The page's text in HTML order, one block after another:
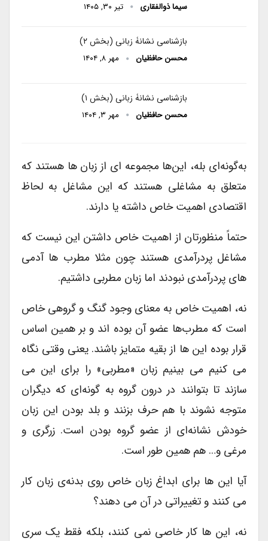
سیما ذوالفقاری تیر ۳۰, ۱۴۰۵
بازشناسی نشانۀ زبانی (بخش ۲)
محسن حافظیان مهر ۸, ۱۴۰۴
بازشناسی نشانۀ زبانی (بخش ۱)
محسن حافظیان مهر ۳, ۱۴۰۴
به‌گونه‌ای بله، این‌ها مجموعه ای از زبان ها هستند که
متعلق به مشاغلی هستند که این مشاغل به لحاظ
اقتصادی اهمیت خاص داشته یا دارند.
حتماً منظورتان از اهمیت خاص داشتن این نیست که
مشاغل پردرآمدی هستند چون مثلا مطرب ها آدمی
های پردرآمدی نبودند اما زبان مطربی داشتیم.
نه، اهمیت خاص به معنای وجود گنگ و گروهی خاص
است که مطرب‌ها عضو آن بوده اند و بر همین اساس
قرار بوده این ها از بقیه متمایز باشند. یعنی وقتی نگاه
می کنیم می بینیم زبان «مطربی» را برای این می
سازند تا بتوانند در درون گروه به گونه‌ای که دیگران
متوجه نشوند با هم حرف بزنند و بلد بودن این زبان
خودش نشانه‌ای از عضو گروه بودن است. زرگری و
مرغی و… هم همین طور است.
آیا این ها برای ابداغ زبان خاص روی بدنه‌ی زبان کار
می کنند و تغییراتی در آن می دهند؟
نه، این ها کار خاصی نمی کنند، بلکه فقط یک سری